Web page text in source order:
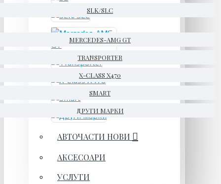
SLK/SLC
MERCEDES-AMG GT
TRANSPORTER
X-CLASS X470
SMART
ДРУГИ МАРКИ
АВТОЧАСТИ НОВИ
АКСЕСОАРИ
УСЛУГИ